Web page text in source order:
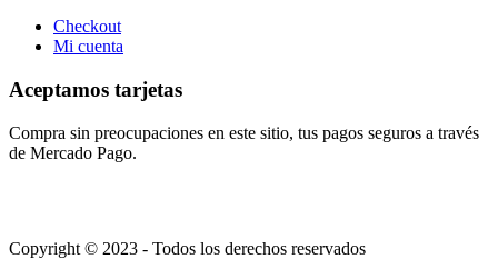
Checkout
Mi cuenta
Aceptamos tarjetas
Compra sin preocupaciones en este sitio, tus pagos seguros a través
de Mercado Pago.
Copyright © 2023 - Todos los derechos reservados